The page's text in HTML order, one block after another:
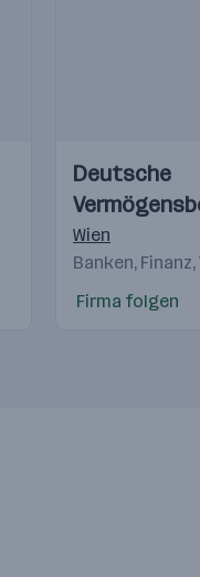
Innsbruck,Feldkirch
Videos
Einblicke
Einblicke
Deutsche
AG
Wien
Banken,
Firma folgen